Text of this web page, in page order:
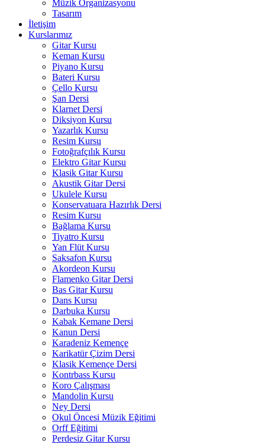
Müzik Organizasyonu
Tasarım
İletişim
Kurslarımız
Gitar Kursu
Keman Kursu
Piyano Kursu
Bateri Kursu
Çello Kursu
Şan Dersi
Klarnet Dersi
Diksiyon Kursu
Yazarlık Kursu
Resim Kursu
Fotoğrafçılık Kursu
Elektro Gitar Kursu
Klasik Gitar Kursu
Akustik Gitar Dersi
Ukulele Kursu
Konservatuara Hazırlık Dersi
Resim Kursu
Bağlama Kursu
Tiyatro Kursu
Yan Flüt Kursu
Saksafon Kursu
Akordeon Kursu
Flamenko Gitar Dersi
Bas Gitar Kursu
Dans Kursu
Darbuka Kursu
Kabak Kemane Dersi
Kanun Dersi
Karadeniz Kemençe
Karikatür Çizim Dersi
Klasik Kemençe Dersi
Kontrbass Kursu
Koro Çalışması
Mandolin Kursu
Ney Dersi
Okul Öncesi Müzik Eğitimi
Orff Eğitimi
Perdesiz Gitar Kursu